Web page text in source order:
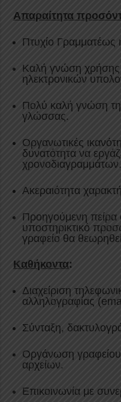
Απαραίτητα
Πτυχίο Γραμματέως
Καλή γνώση
ηλεκτρονικών
Πολύ καλή γνώση
γλώσσας.
Οργανωτικές
δυνατότητα να
χρονοδιαγραμμάτων.
Ακεραιότητα
Προηγούμενη
υποστηρικτικό
γραφείο θα
Καθήκοντα:
Διαχείριση
αλληλογραφίας
Σύνταξη,
Οργάνωση γραφείου
αρχείων.
Επικοινωνία με